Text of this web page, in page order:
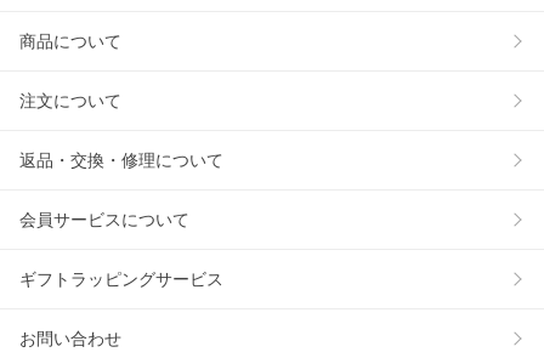
商品について
注文について
返品・交換・修理について
会員サービスについて
ギフトラッピングサービス
お問い合わせ